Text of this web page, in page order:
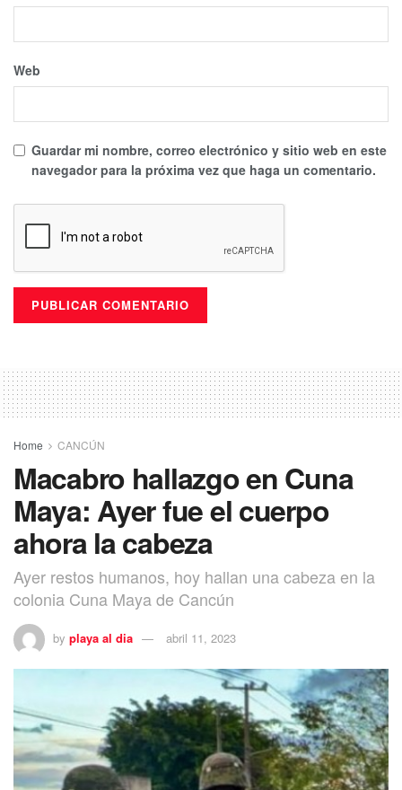
Web
Guardar mi nombre, correo electrónico y sitio web en este
navegador para la próxima vez que haga un comentario.
Home CANCÚN
Macabro hallazgo en Cuna
Maya: Ayer fue el cuerpo
ahora la cabeza
Ayer restos humanos, hoy hallan una cabeza en la
colonia Cuna Maya de Cancún
by playa al dia abril 11, 2023